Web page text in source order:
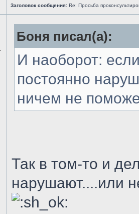
Заголовок сообщения: Re: Просьба
Боня писал(а):
И наоборот:
постоянно
ничем не
Так в том-то и
нарушают....или